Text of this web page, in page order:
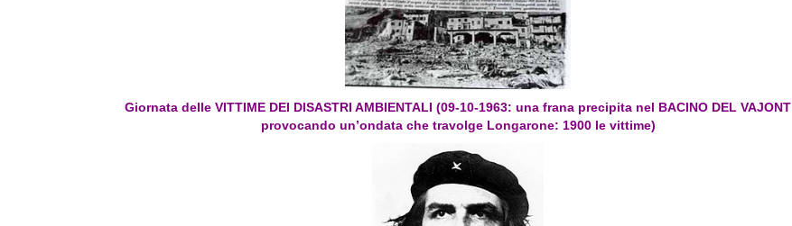
Giornata delle VITTIME DEI DISASTRI AMBIENTALI (09-10-1963: una frana precipita nel BACINO DEL VAJONT
provocando un’ondata che travolge Longarone: 1900 le vittime)